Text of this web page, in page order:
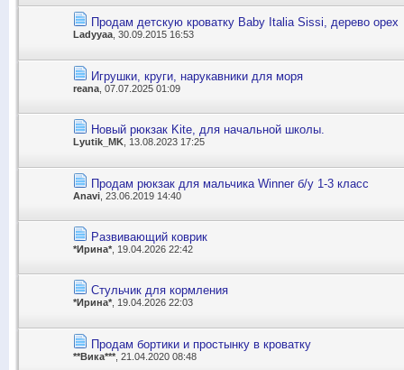
Продам детскую кроватку Baby Italia Sissi, дерево орех
Ladyyaa , 30.09.2015 16:53
Игрушки, круги, нарукавники для моря
reana , 07.07.2025 01:09
Новый рюкзак Kite, для начальной школы.
Lyutik_MK , 13.08.2023 17:25
Продам рюкзак для мальчика Winner б/у 1-3 класс
Anavi , 23.06.2019 14:40
Развивающий коврик
*Ирина* , 19.04.2026 22:42
Стульчик для кормления
*Ирина*, 19.04.2026 22:03
Продам бортики и простынку в кроватку
**Вика*** , 21.04.2020 08:48